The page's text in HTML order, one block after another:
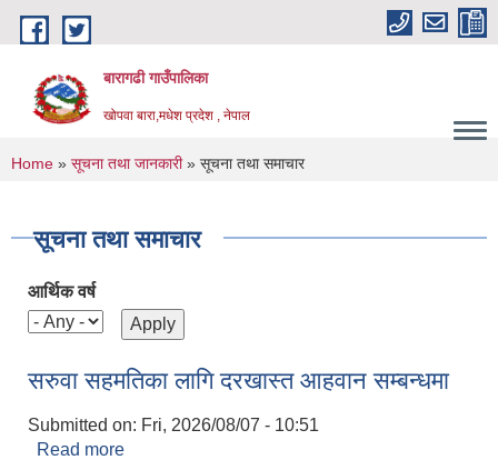
Skip to main content
बारागढी गाउँपालिका
खोपवा बारा,मधेश प्रदेश , नेपाल
You are here
Home » सूचना तथा जानकारी» सूचना तथा समाचार
सूचना तथा समाचार
आर्थिक वर्ष
सरुवा सहमतिका लागि दरखास्त आहवान सम्बन्धमा
Submitted on: Fri, 2026/08/07 - 10:51
Read more